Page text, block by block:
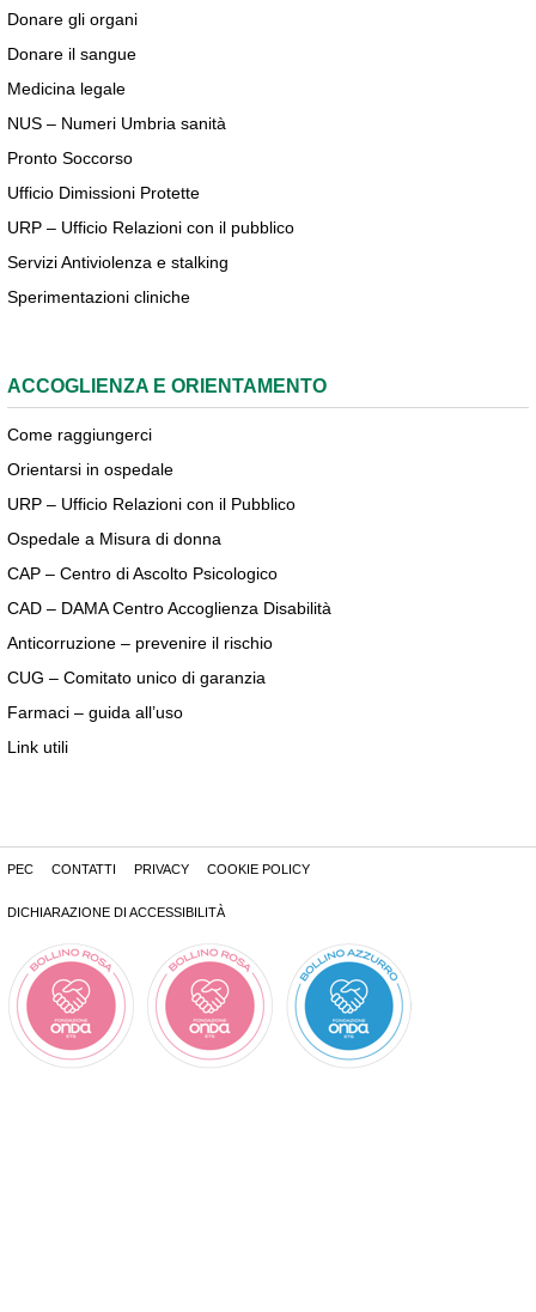
Donare gli organi
Donare il sangue
Medicina legale
NUS – Numeri Umbria sanità
Pronto Soccorso
Ufficio Dimissioni Protette
URP – Ufficio Relazioni con il pubblico
Servizi Antiviolenza e stalking
Sperimentazioni cliniche
ACCOGLIENZA E ORIENTAMENTO
Come raggiungerci
Orientarsi in ospedale
URP – Ufficio Relazioni con il Pubblico
Ospedale a Misura di donna
CAP – Centro di Ascolto Psicologico
CAD – DAMA Centro Accoglienza Disabilità
Anticorruzione – prevenire il rischio
CUG – Comitato unico di garanzia
Farmaci – guida all’uso
Link utili
PEC CONTATTI PRIVACY COOKIE POLICY
DICHIARAZIONE DI ACCESSIBILITÀ